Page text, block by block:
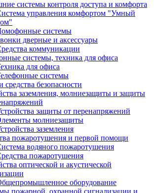
системы контроля доступа и комфорта
управления комфортом "Умный
системы
дверные и аксессуары
коммуникации
системы, техника для офиса
для офиса
системы
средства безопасности
заземления, молниезащиты и защиты
защиты от перенапряжений
молниезащиты
заземления
пожаротушения и первой помощи
водяного пожаротушения
пожаротушения
оптической и акустической
оборудование
пожарной, охранной сигнализации и